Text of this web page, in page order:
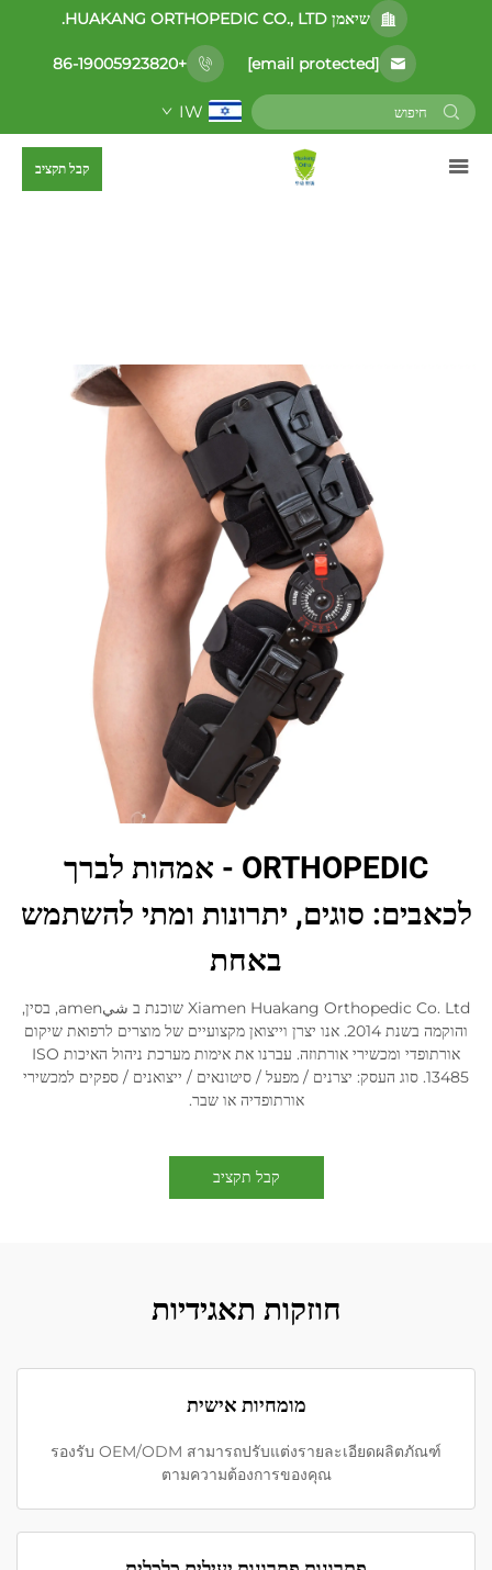
שיאמן HUAKANG ORTHOPEDIC CO., LTD.
[email protected]
+86-19005923820
IW
קבל תקציב
ORTHOPEDIC - אמהות לברך
לכאבים: סוגים, יתרונות ומתי להשתמש
באחת
Xiamen Huakang Orthopedic Co. Ltd שוכנת ב شيamen, בסין,
והוקמה בשנת 2014. אנו יצרן וייצואן מקצועיים של מוצרים לרפואת שיקום
אורתופדי ומכשירי אורתוזה. עברנו את אימות מערכת ניהול האיכות ISO
13485. סוג העסק: יצרנים / מפעל / סיטונאים / ייצואנים / ספקים למכשירי
אורתופדיה או שבר.
קבל תקציב
חוזקות תאגידיות
מומחיות אישית
รองรับ OEM/ODM สามารถปรับแต่งรายละเอียดผลิตภัณฑ์
ตามความต้องการของคุณ